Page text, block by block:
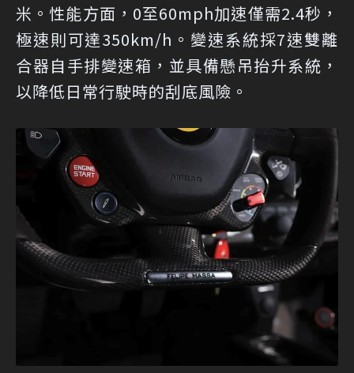
米。性能方面，0至60mph加速僅需2.4秒，
極速則可達350km/h。變速系統採7速雙離
合器自手排變速箱，並具備懸吊抬升系統，
以降低日常行駛時的刮底風險。